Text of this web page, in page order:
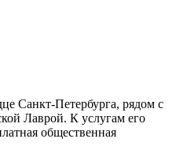
Санкт-Петербурга, рядом с
Лаврой. К услугам его
общественная